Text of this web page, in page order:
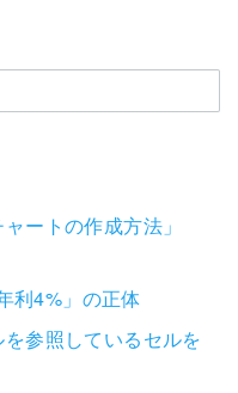
ートの作成方法」
利4%」の正体
参照しているセルを